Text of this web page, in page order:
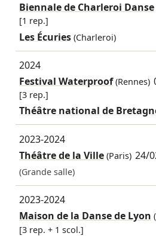
Biennale de Charleroi Danse
[1 rep.]
Les Écuries (Charleroi)
2024
Festival Waterproof(Rennes)
[3 rep.]
Théâtre national de
2023-2024
Théâtre de la Ville(Paris) 24/
(Grande salle)
2023-2024
Maison de la Danse de Lyon
[3 rep. + 1 scol.]